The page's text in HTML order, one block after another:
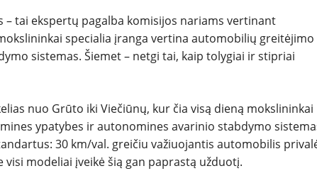
tai ekspertų pagalba komisijos nariams vertinant
specialia įranga vertina automobilių
sistemas. Šiemet – netgi tai, kaip tolygiai ir stipriai
nuo Grūto iki Viečiūnų, kur čia visą dieną mokslininkai
ypatybes ir autonomines avarinio stabdymo
30 km/val. greičiu važiuojantis automobilis
modeliai įveikė šią gan paprastą užduotį.